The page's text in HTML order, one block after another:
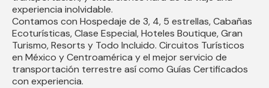
experiencia inolvidable.
Contamos con Hospedaje de 3, 4, 5 estrellas, Cabañas
Ecoturísticas, Clase Especial, Hoteles Boutique, Gran
Turismo, Resorts y Todo Incluido. Circuitos Turísticos
en México y Centroamérica y el mejor servicio de
transportación terrestre así como Guías Certificados
con experiencia.